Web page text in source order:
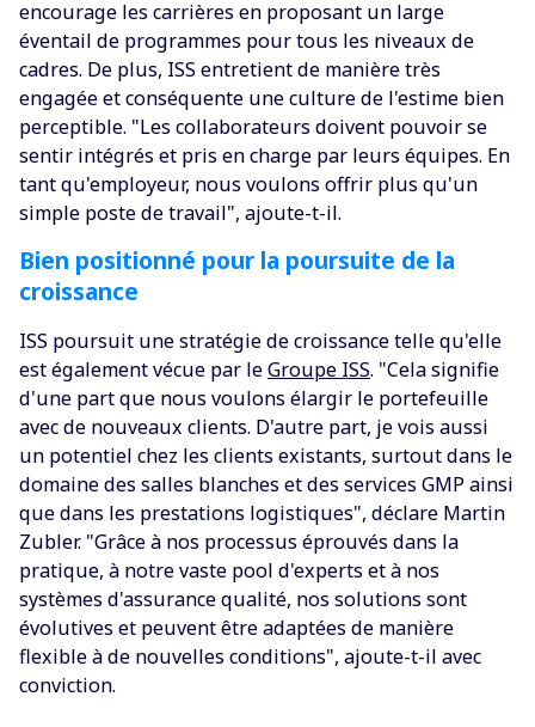
encourage les carrières en proposant un large
éventail de programmes pour tous les niveaux de
cadres. De plus, ISS entretient de manière très
engagée et conséquente une culture de l'estime bien
perceptible. "Les collaborateurs doivent pouvoir se
sentir intégrés et pris en charge par leurs équipes. En
tant qu'employeur, nous voulons offrir plus qu'un
simple poste de travail", ajoute-t-il.
Bien positionné pour la poursuite de la
croissance
ISS poursuit une stratégie de croissance telle qu'elle
est également vécue par leGroupe ISS. "Cela signifie
d'une part que nous voulons élargir le portefeuille
avec de nouveaux clients. D'autre part, je vois aussi
un potentiel chez les clients existants, surtout dans le
domaine des salles blanches et des services GMP ainsi
que dans les prestations logistiques", déclare Martin
Zubler. "Grâce à nos processus éprouvés dans la
pratique, à notre vaste pool d'experts et à nos
systèmes d'assurance qualité, nos solutions sont
évolutives et peuvent être adaptées de manière
flexible à de nouvelles conditions", ajoute-t-il avec
conviction.